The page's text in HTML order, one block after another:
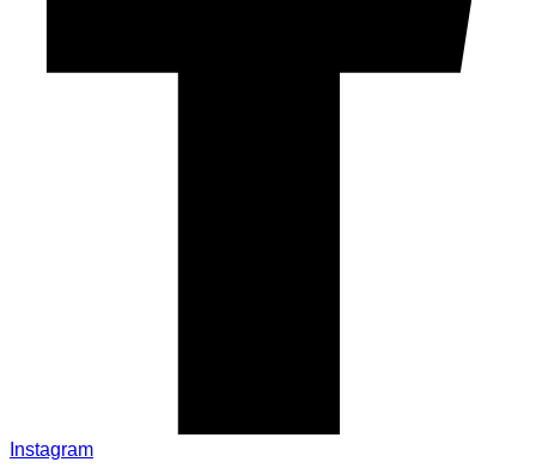
Instagram